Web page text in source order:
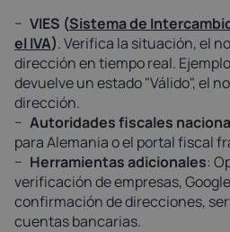
VIES (Sistema de
el IVA). Verifica la situación, el
dirección en tiempo real.
devuelve un estado "Válido", el
dirección.
Autoridades fiscales
para Alemania o el portal fiscal
Herramientas adicionales:
verificación de empresas,
confirmación de direcciones,
cuentas bancarias.